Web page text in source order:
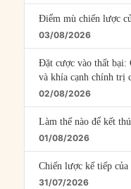
Điểm mù chiến lược
03/08/2026
Đặt cược vào thất bại:
và khía cạnh chính trị
02/08/2026
Làm thế nào để kết
01/08/2026
Chiến lược kế tiếp
31/07/2026